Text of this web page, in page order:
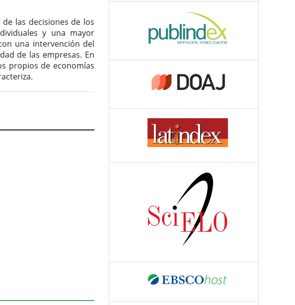
las decisiones de los
y una mayor
una intervención del
de las empresas. En
propios de economías